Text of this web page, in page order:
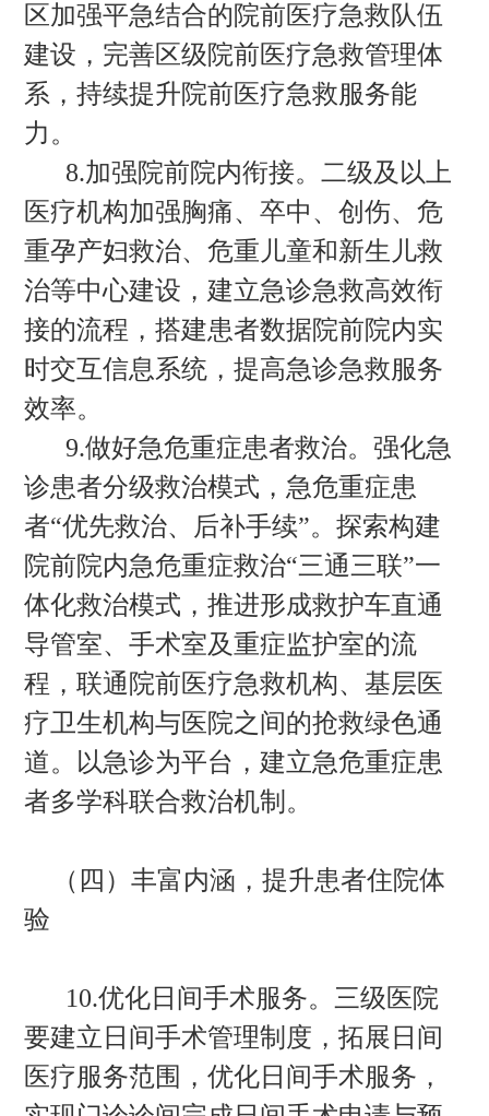
区加强平急结合的院前医疗急救队伍
建设，完善区级院前医疗急救管理体
系，持续提升院前医疗急救服务能
力。
8.加强院前院内衔接。二级及以上
医疗机构加强胸痛、卒中、创伤、危
重孕产妇救治、危重儿童和新生儿救
治等中心建设，建立急诊急救高效衔
接的流程，搭建患者数据院前院内实
时交互信息系统，提高急诊急救服务
效率。
9.做好急危重症患者救治。强化急
诊患者分级救治模式，急危重症患
者“优先救治、后补手续”。探索构建
院前院内急危重症救治“三通三联”一
体化救治模式，推进形成救护车直通
导管室、手术室及重症监护室的流
程，联通院前医疗急救机构、基层医
疗卫生机构与医院之间的抢救绿色通
道。以急诊为平台，建立急危重症患
者多学科联合救治机制。
（四）丰富内涵，提升患者住院体
验
10.优化日间手术服务。三级医院
要建立日间手术管理制度，拓展日间
医疗服务范围，优化日间手术服务，